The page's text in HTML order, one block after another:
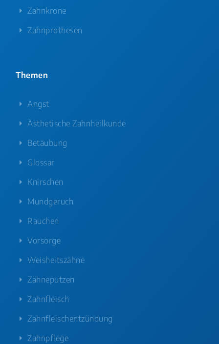
Zahnkrone
Zahnprothesen
Themen
Angst
Ästhetische Zahnheilkunde
Betäubung
Glossar
Knirschen
Mundgeruch
Rauchen
Vorsorge
Weisheitszähne
Zähneputzen
Zahnfleisch
Zahnfleischentzündung
Zahnpflege